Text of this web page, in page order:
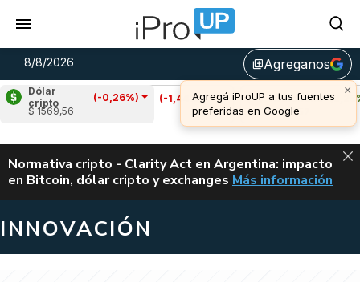
8/8/2026 library_addAgreganos
Dólar
cripto
(-0,26%)
$ 1569,56
Cardano (-1,44%)
Avalanche
(2,29%)
u$s 6,52
ALERTA
Normativa cripto - Clarity Act en Argentina: impacto
en Bitcoin, dólar cripto y exchanges CLARITY ACT EN
Más información
INNOVACIÓN